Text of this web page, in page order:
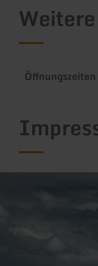
Öffnungszeiten